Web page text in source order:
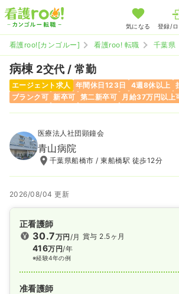
気になる 登録/
看護roo![カンゴルー] 看護roo! 転職 千葉県
病棟 2交代 / 常勤
エージェント求人 年間休日123日 4週8休以上
ブランク可 新卒可 第二新卒可 月給37万円以上
医療法人社団顕鐘会
青山病院
千葉県船橋市 / 東船橋駅 徒歩12分
2026/08/04 更新
正看護師
30.7万円/月
416万円/年
※経験4年の例
賞与 2.5ヶ月
准看護師